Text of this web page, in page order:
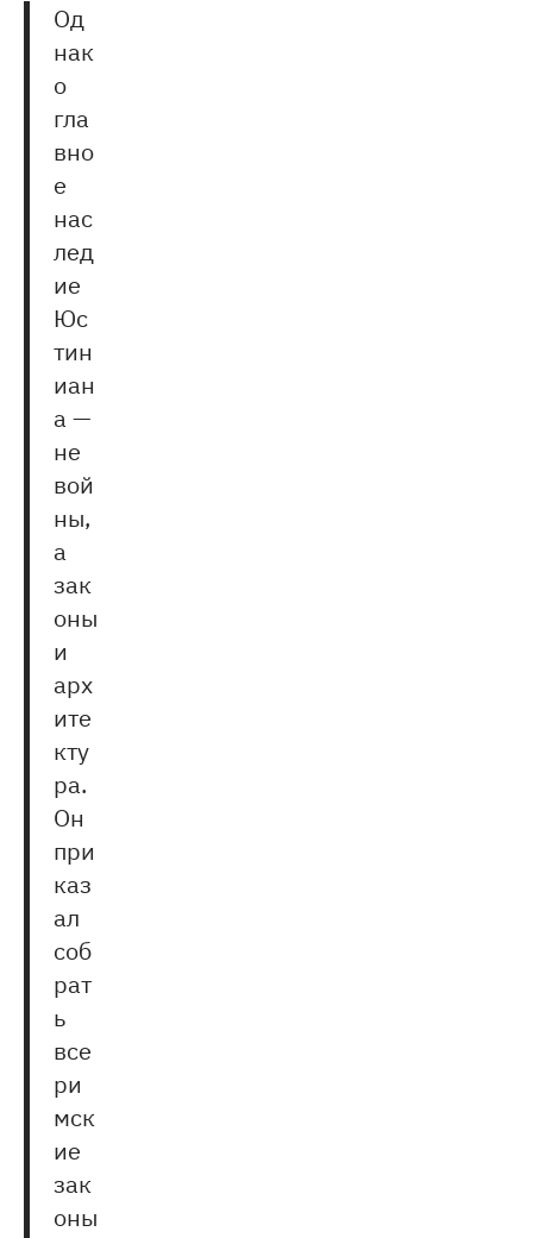
Од
нак
о
гла
вно
е
нас
лед
ие
Юс
тин
иан
а —
не
вой
ны,
а
зак
оны
и
арх
ите
кту
ра.
Он
при
каз
ал
соб
рат
ь
все
ри
мск
ие
зак
оны